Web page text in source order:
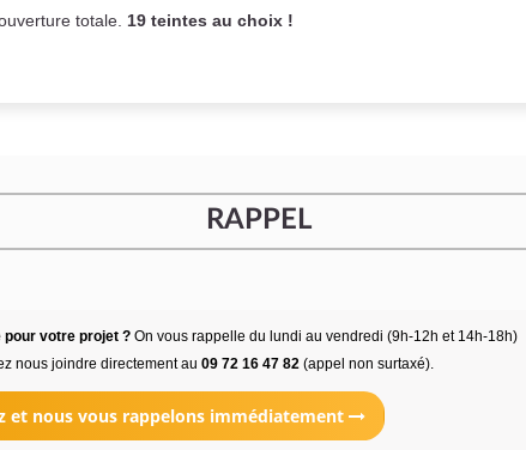
totale. 19 teintes au choix !
RAPPEL
pour votre projet ?On vous rappelle du lundi au vendredi (9h-12h et 14h-18h)
nous joindre directement au 09 72 16 47 82(appel non surtaxé).
et nous vous rappelons immédiatement